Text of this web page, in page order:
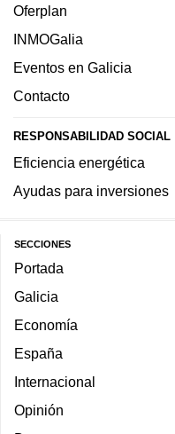
Oferplan
INMOGalia
Eventos en Galicia
Contacto
RESPONSABILIDAD SOCIAL
Eficiencia energética
Ayudas para inversiones
SECCIONES
Portada
Galicia
Economía
España
Internacional
Opinión